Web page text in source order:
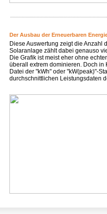
Der Ausbau der Erneuerbaren
Diese Auswertung zeigt die Anzahl
Solaranlage zählt dabei genauso
Die Grafik ist meist eher ohne
überall extrem dominieren. Doch in
Datei der "kWh" oder "kW(peak)"-
durchschnittlichen Leistungsdaten